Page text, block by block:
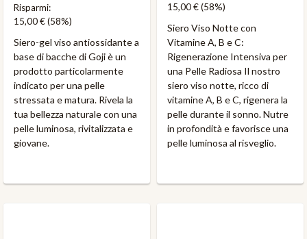
Risparmi:
15,00 €(58%)
Siero-gel viso antiossidante a
base di bacche di Goji è un
prodotto particolarmente
indicato per una pelle
stressata e matura. Rivela la
tua bellezza naturale con una
pelle luminosa, rivitalizzata e
giovane.
15,00 €(58%)
Siero Viso Notte con
Vitamine A, B e C:
Rigenerazione Intensiva per
una Pelle Radiosa Il nostro
siero viso notte, ricco di
vitamine A, B e C, rigenera la
pelle durante il sonno. Nutre
in profondità e favorisce una
pelle luminosa al risveglio.